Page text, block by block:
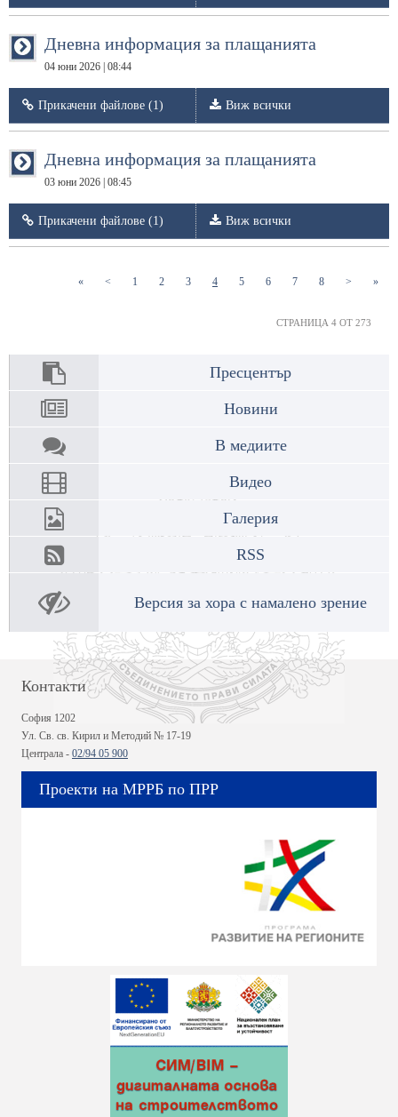
Дневна информация за плащанията
04 юни 2026 | 08:44
Прикачени файлове (1) Виж всички
Дневна информация за плащанията
03 юни 2026 | 08:45
Прикачени файлове (1) Виж всички
« < 1 (current)
2(current)
3(current)
4(current)
5(current)
6(current)
7(current)
8(current)
> »
СТРАНИЦА 4 ОТ 273
Пресцентър
Новини
В медиите
Видео
Галерия
RSS
Версия за хора с намалено зрение
Контакти
София 1202
Ул. Св. св. Кирил и Методий № 17-19
Централа - 02/94 05 900
Проекти на МРРБ по ПРР